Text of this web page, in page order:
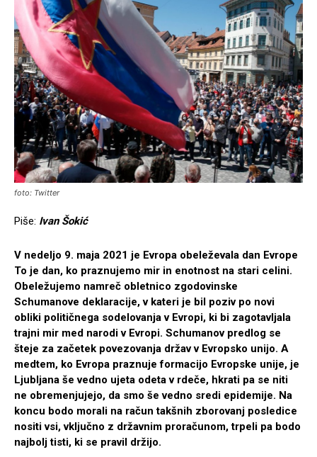
foto: Twitter
Piše: Ivan Šokić
V nedeljo 9. maja 2021 je Evropa obeleževala dan Evrope
To je dan, ko praznujemo mir in enotnost na stari celini.
Obeležujemo namreč obletnico zgodovinske
Schumanove deklaracije, v kateri je bil poziv po novi
obliki političnega sodelovanja v Evropi, ki bi zagotavljala
trajni mir med narodi v Evropi. Schumanov predlog se
šteje za začetek povezovanja držav v Evropsko unijo. A
medtem, ko Evropa praznuje formacijo Evropske unije, je
Ljubljana še vedno ujeta odeta v rdeče, hkrati pa se niti
ne obremenjujejo, da smo še vedno sredi epidemije. Na
koncu bodo morali na račun takšnih zborovanj posledice
nositi vsi, vključno z državnim proračunom, trpeli pa bodo
najbolj tisti, ki se pravil držijo.